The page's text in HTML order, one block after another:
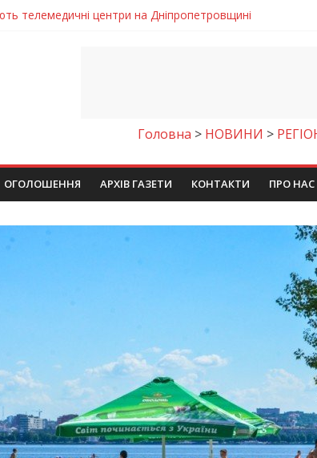
телемедичні центри на Дніпропетровщині
досліджують місце розташування
отримують шанс на власне житло
чому важлива правильна комунікація
Головна > НОВИНИ >
ОГОЛОШЕННЯ АРХІВ ГАЗЕТИ КОНТАКТИ ПРО НАС